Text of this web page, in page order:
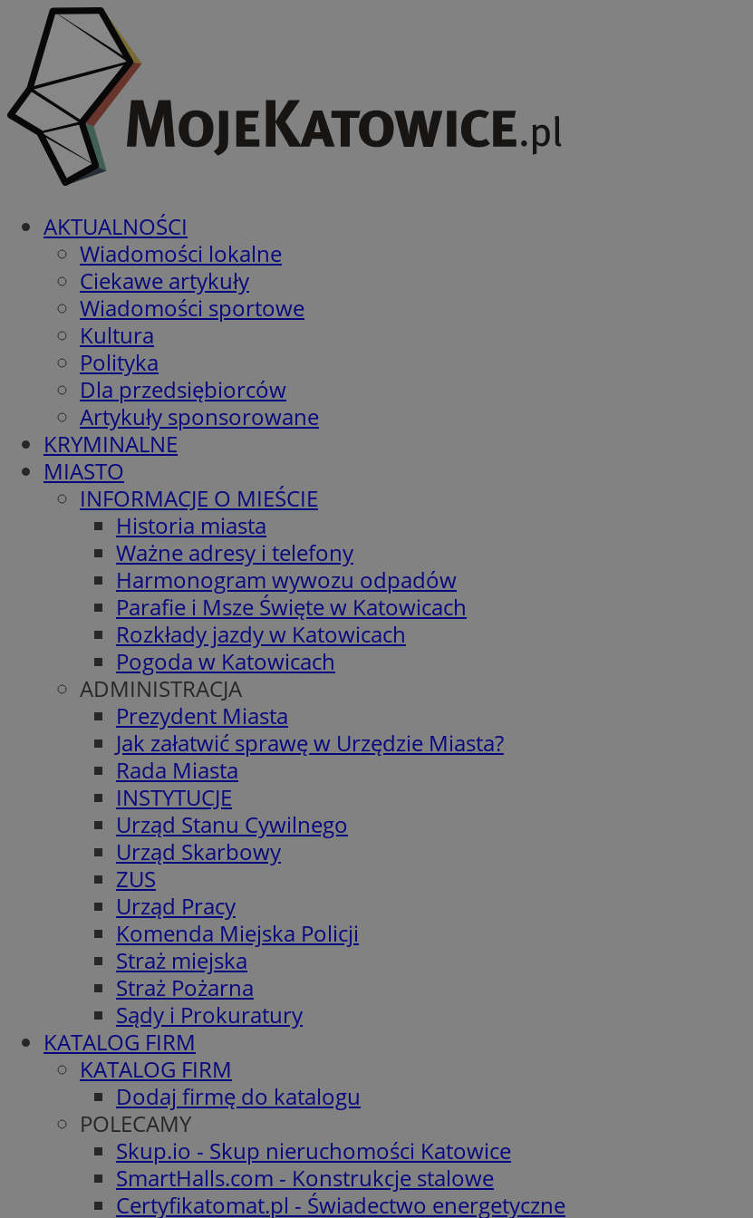
AKTUALNOŚCI
Wiadomości lokalne
Ciekawe artykuły
Wiadomości sportowe
Kultura
Polityka
Dla przedsiębiorców
Artykuły sponsorowane
KRYMINALNE
MIASTO
INFORMACJE O MIEŚCIE
Historia miasta
Ważne adresy i telefony
Harmonogram wywozu odpadów
Parafie i Msze Święte w Katowicach
Rozkłady jazdy w Katowicach
Pogoda w Katowicach
ADMINISTRACJA
Prezydent Miasta
Jak załatwić sprawę w Urzędzie Miasta?
Rada Miasta
INSTYTUCJE
Urząd Stanu Cywilnego
Urząd Skarbowy
ZUS
Urząd Pracy
Komenda Miejska Policji
Straż miejska
Straż Pożarna
Sądy i Prokuratury
KATALOG FIRM
KATALOG FIRM
Dodaj firmę do katalogu
POLECAMY
Skup.io - Skup nieruchomości Katowice
SmartHalls.com - Konstrukcje stalowe
Certyfikatomat.pl - Świadectwo energetyczne